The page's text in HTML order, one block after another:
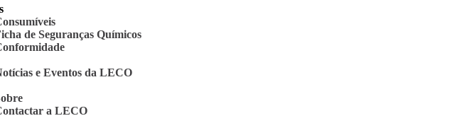
de Seguranças Químicos
e Eventos da LECO
a LECO